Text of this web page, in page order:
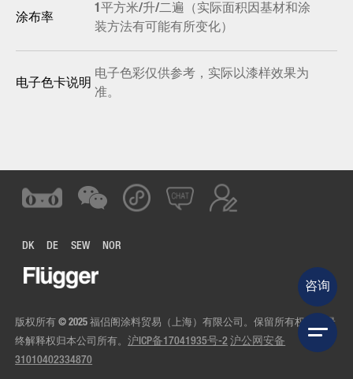
涂布率
1平方米/升/二遍（实际面积因基材和涂
装方法有可能有所变化）
电子色卡说明
电子色彩仅供参考，实际以漆样效果为
准。
DK DE SEW NOR
版权所有 © 2025 福侣阁涂料贸易（上海）有限公司。保留所有权利。最
终解释权归本公司所有。沪ICP备17041935号-2 沪公网安备
31010402334870
咨询